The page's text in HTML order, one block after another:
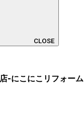
CLOSE
-にこにこリフォーム